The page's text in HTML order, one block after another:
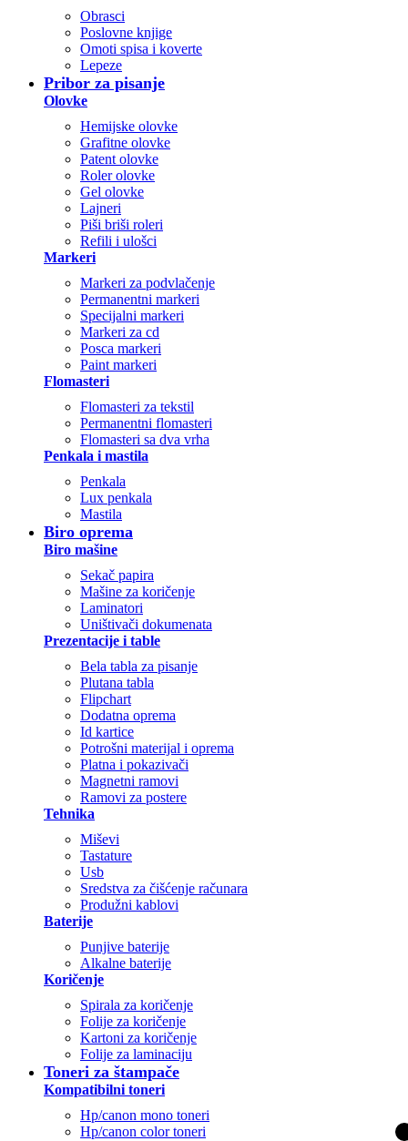
Obrasci
Poslovne knjige
Omoti spisa i koverte
Lepeze
Pribor za pisanje
Olovke
Hemijske olovke
Grafitne olovke
Patent olovke
Roler olovke
Gel olovke
Lajneri
Piši briši roleri
Refili i ulošci
Markeri
Markeri za podvlačenje
Permanentni markeri
Specijalni markeri
Markeri za cd
Posca markeri
Paint markeri
Flomasteri
Flomasteri za tekstil
Permanentni flomasteri
Flomasteri sa dva vrha
Penkala i mastila
Penkala
Lux penkala
Mastila
Biro oprema
Biro mašine
Sekač papira
Mašine za koričenje
Laminatori
Uništivači dokumenata
Prezentacije i table
Bela tabla za pisanje
Plutana tabla
Flipchart
Dodatna oprema
Id kartice
Potrošni materijal i oprema
Platna i pokazivači
Magnetni ramovi
Ramovi za postere
Tehnika
Miševi
Tastature
Usb
Sredstva za čišćenje računara
Produžni kablovi
Baterije
Punjive baterije
Alkalne baterije
Koričenje
Spirala za koričenje
Folije za koričenje
Kartoni za koričenje
Folije za laminaciju
Toneri za štampače
Kompatibilni toneri
Hp/canon mono toneri
Hp/canon color toneri